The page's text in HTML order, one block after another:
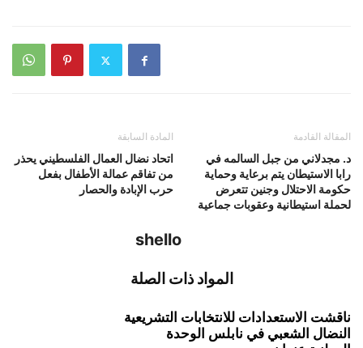
المادة السابقة
اتحاد نضال العمال الفلسطيني يحذر
من تفاقم عمالة الأطفال بفعل
حرب الإبادة والحصار
المقالة القادمة
د. مجدلاني من جبل السالمه في
رابا الاستيطان يتم برعاية وحماية
حكومة الاحتلال وجنين تتعرض
لحملة استيطانية وعقوبات جماعية
shello
المواد ذات الصلة
ناقشت الاستعدادات للانتخابات التشريعية
النضال الشعبي في نابلس الوحدة